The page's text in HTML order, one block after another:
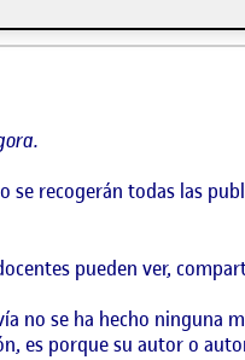
se recogerán todas las
pueden ver,
no se ha hecho ninguna
es porque su autor o